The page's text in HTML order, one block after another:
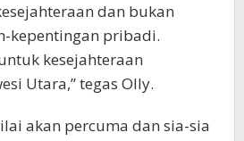
dan bukan
kepentingan pribadi.
kesejahteraan
Utara,” tegas Olly.
akan percuma dan sia-sia